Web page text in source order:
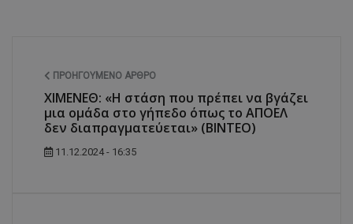
ΠΡΟΗΓΟΎΜΕΝΟ ΆΡΘΡΟ
ΧΙΜΕΝΕΘ: «Η στάση που πρέπει να βγάζει
μια ομάδα στο γήπεδο όπως το ΑΠΟΕΛ
δεν διαπραγματεύεται» (ΒΙΝΤΕΟ)
11.12.2024 - 16:35